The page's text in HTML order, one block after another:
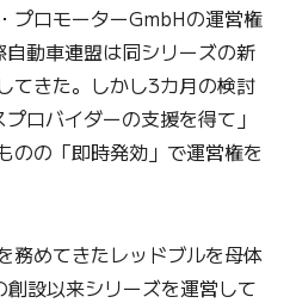
プロモーターGmbHの運営権
動車連盟は同シリーズの新
てきた。しかし3カ月の検討
ロバイダーの支援を得て」
のの「即時発効」で運営権を
務めてきたレッドブルを母体
設以来シリーズを運営して